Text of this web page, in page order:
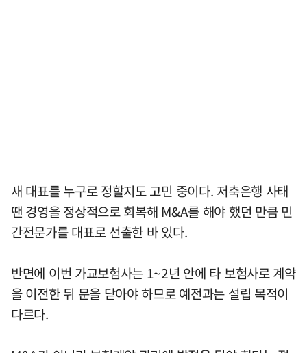
새 대표를 누구로 정할지도 고민 중이다. 저축은행 사태
땐 경영을 정상적으로 회복해 M&A를 해야 했던 만큼 민
간전문가를 대표로 선출한 바 있다.
반면에 이번 가교보험사는 1~2년 안에 타 보험사로 계약
을 이전한 뒤 문을 닫아야 하므로 예전과는 설립 목적이
다르다.